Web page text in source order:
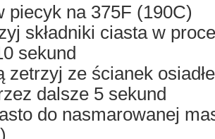
piecyk na 375F (190C)
składniki ciasta w
sekund
zetrzyj ze ścianek
dalsze 5 sekund
do nasmarowanej